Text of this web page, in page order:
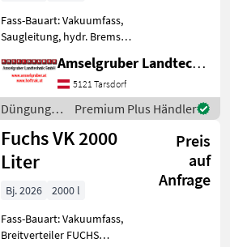
Fass-Bauart: Vakuumfass,
Saugleitung, hydr. Bremsen,
Güllefässer- In Massivität
und Langlebigkeit
unschlagbar! (Stärkste
Materialstärken + Beste Ma
Amselgruber Landtechnik GmbH
5121 Tarsdorf
Düngung
und
Beregnung
/ Fuchs
Premium Plus Händler
Fuchs VK 2000
Liter
Preis
auf
Anfrage
Bj. 2026
2000 l
Fass-Bauart: Vakuumfass,
Breitverteiler FUCHS